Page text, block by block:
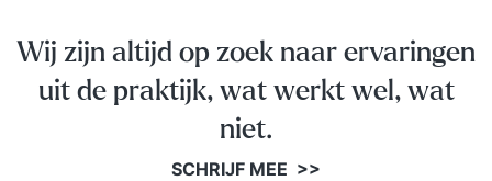
Wij zijn altijd op zoek naar ervaringen
uit de praktijk, wat werkt wel, wat
niet.
SCHRIJF MEE >>